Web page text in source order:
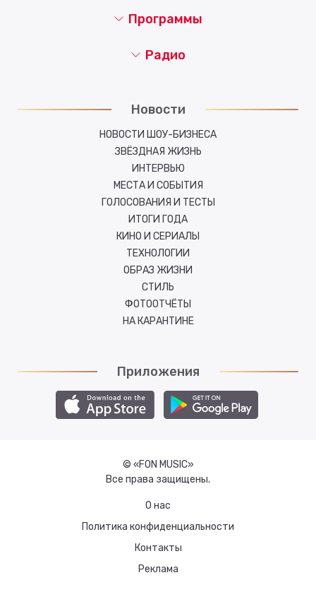
Новости
НОВОСТИ ШОУ-БИЗНЕСА
ЗВЁЗДНАЯ ЖИЗНЬ
ИНТЕРВЬЮ
МЕСТА И СОБЫТИЯ
ГОЛОСОВАНИЯ И ТЕСТЫ
ИТОГИ ГОДА
КИНО И СЕРИАЛЫ
ТЕХНОЛОГИИ
ОБРАЗ ЖИЗНИ
СТИЛЬ
ФОТООТЧЁТЫ
НА КАРАНТИНЕ
Программы
Радио
Приложения
© «FON MUSIC»
Все права защищены.
О нас
Политика конфиденциальности
Контакты
Реклама